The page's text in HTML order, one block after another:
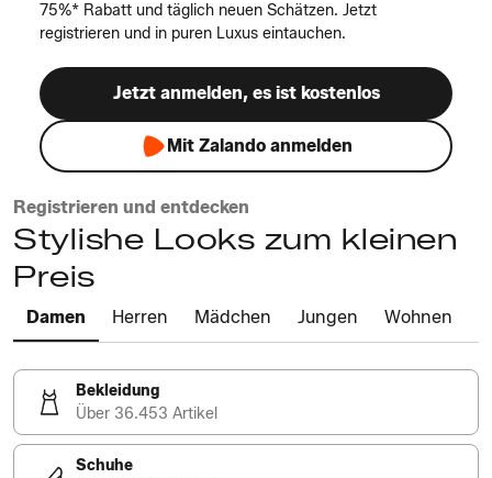
75%* Rabatt und täglich neuen Schätzen. Jetzt
registrieren und in puren Luxus eintauchen.
Jetzt anmelden, es ist kostenlos
Mit Zalando anmelden
Registrieren und entdecken
Stylishe Looks zum kleinen
Preis
Damen Herren Mädchen Jungen Wohnen
Bekleidung
Über 36.453 Artikel
Schuhe